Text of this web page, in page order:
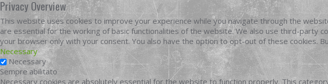
Privacy Overview
This website uses cookies to improve your experience while you navigate through the
are essential for the working of basic functionalities of the website. We also use third-party
your browser only with your consent. You also have the option to opt-out of these cookies.
Necessary
Necessary
Sempre abilitato
Necessary cookies are absolutely essential for the website to function properly. This